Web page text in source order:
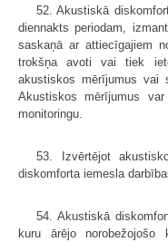
52. Akustiskā
diennakts periodam,
saskaņā ar attiecīgajiem
trokšņa avoti vai tiek
akustiskos mērījumus vai
Akustiskos mērījumus
monitoringu.
53. Izvērtējot
diskomforta iemesla
54. Akustiskā
kuru ārējo norobežojošo